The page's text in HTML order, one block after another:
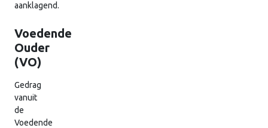
aanklagend.
Voedende
Ouder
(VO)
Gedrag
vanuit
de
Voedende